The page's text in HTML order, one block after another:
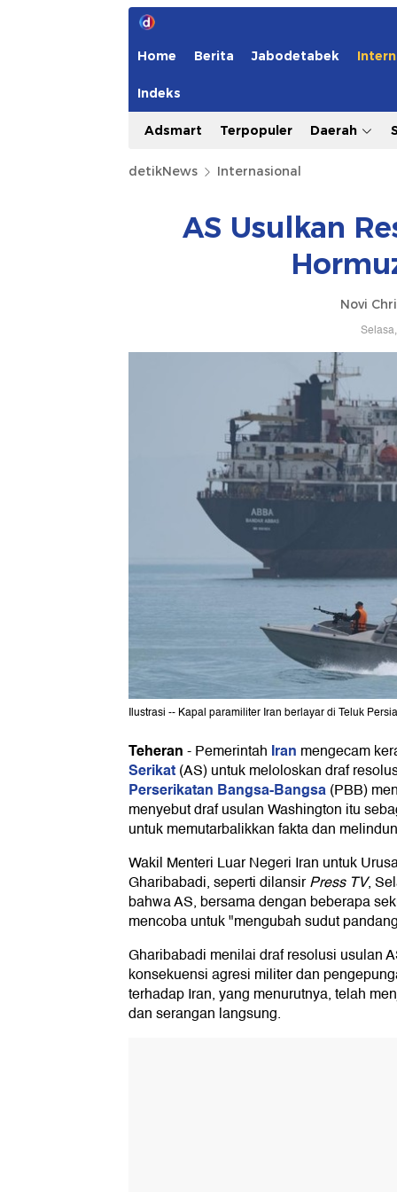
Home Berita Jabodetabek
Indeks
Adsmart Terpopuler Daerah
detikNews Internasional
AS Usulkan
Novi
Ilustrasi -- Kapal paramiliter Iran berlayar di Teluk
Teheran-Pemerintah Iran mengecam
Serikat(AS) untuk meloloskan draf
Perserikatan Bangsa-Bangsa(PBB)
menyebut draf usulan Washington itu
untuk memutarbalikkan fakta dan
Wakil Menteri Luar Negeri Iran untuk
Gharibabadi, seperti dilansirPress TV,
bahwa AS, bersama dengan beberapa
mencoba untuk "mengubah sudut
Gharibabadi menilai draf resolusi usulan
konsekuensi agresi militer dan
terhadap Iran, yang menurutnya, telah
dan serangan langsung.